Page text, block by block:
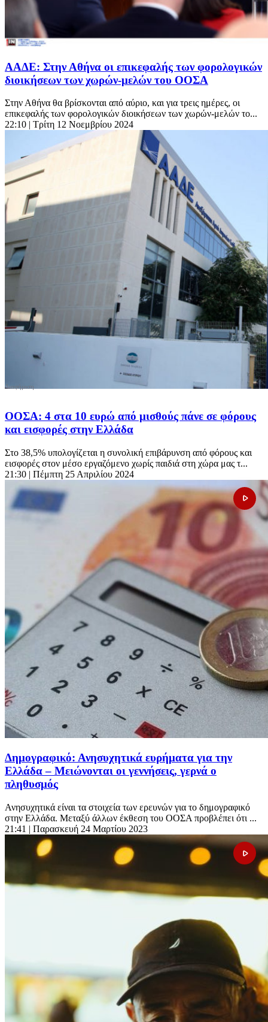
ΑΑΔΕ: Στην Αθήνα οι επικεφαλής των φορολογικών
διοικήσεων των χωρών-μελών του ΟΟΣΑ
Στην Αθήνα θα βρίσκονται από αύριο, και για τρεις ημέρες, οι
επικεφαλής των φορολογικών διοικήσεων των χωρών-μελών το...
22:10 | Τρίτη 12 Νοεμβρίου 2024
ΟΟΣΑ: 4 στα 10 ευρώ από μισθούς πάνε σε φόρους
και εισφορές στην Ελλάδα
Στο 38,5% υπολογίζεται η συνολική επιβάρυνση από φόρους και
εισφορές στον μέσο εργαζόμενο χωρίς παιδιά στη χώρα μας τ...
21:30 | Πέμπτη 25 Απριλίου 2024
Δημογραφικό: Ανησυχητικά ευρήματα για την
Ελλάδα – Μειώνονται οι γεννήσεις, γερνά ο
πληθυσμός
Ανησυχητικά είναι τα στοιχεία των ερευνών για το δημογραφικό
στην Ελλάδα. Μεταξύ άλλων έκθεση του ΟΟΣΑ προβλέπει ότι ...
21:41 | Παρασκευή 24 Μαρτίου 2023